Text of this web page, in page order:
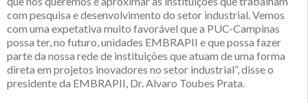
com pesquisa e desenvolvimento do setor industrial. Vemos
com uma expetativa muito favorável que a PUC-Campinas
possa ter, no futuro, unidades EMBRAPII e que possa fazer
parte da nossa rede de instituições que atuam de uma forma
direta em projetos inovadores no setor industrial”, disse o
presidente da EMBRAPII, Dr. Alvaro Toubes Prata.